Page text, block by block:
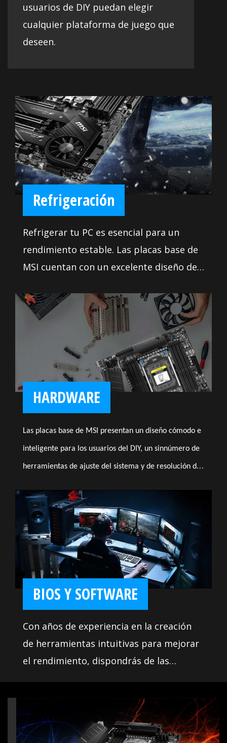
usuarios de DIY puedan elegir
cualquier plataforma de juego que
deseen.
Refrigeración
Refrigerar tu PC es esencial para un
rendimiento estable. Las placas base de
MSI cuentan con un excelente diseño de
hemos asegurado de poder contar con la
máxima compatibilidad de ventiladores
totalmente controlables.
HARDWARE
Las placas base de MSI presentan un diseño cómodo e
inteligente para los usuarios del DIY, un sinnúmero de
herramientas de ajuste del sistema y de resolución de
a nuevas alturas y satisfacer incluso al más exigente
de los usuarios. Hace que instalar tu propia placa base
sea muy fácil y sin problemas.
BIOS Y SOFTWARE
Con años de experiencia en la creación
de herramientas intuitivas para mejorar
el rendimiento, dispondrás de las
estas herramientas para aprovechar al
máximo tu placa base. Además, nos
aseguramos de que nuestro BIOS